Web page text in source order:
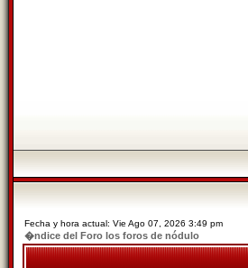
Fecha y hora actual: Vie Ago 07, 2026 3:49 pm
�ndice del Foro los foros de nódulo